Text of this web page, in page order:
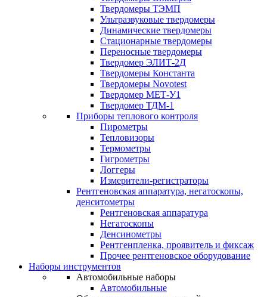
Твердомеры ТЭМП
Ультразвуковые твердомеры
Динамические твердомеры
Стационарные твердомеры
Переносные твердомеры
Твердомер ЭЛИТ-2Д
Твердомеры Константа
Твердомеры Novotest
Твердомер МЕТ-У1
Твердомер ТДМ-1
Приборы теплового контроля
Пирометры
Тепловизоры
Термометры
Гигрометры
Логгеры
Измерители-регистраторы
Рентгеновская аппаратура, негатоскопы,
денситометры
Рентгеновская аппаратура
Негатоскопы
Денсинометры
Рентгенпленка, проявитель и фиксаж
Прочее рентгеновское оборудование
Наборы инструментов
Автомобильные наборы
Автомобильные